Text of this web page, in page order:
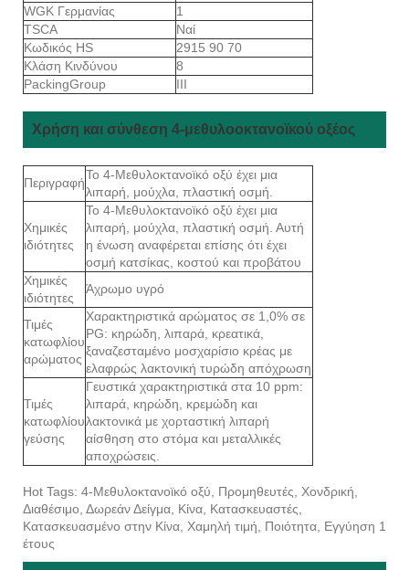
WGK Γερμανίας
1
TSCA
Ναί
Κωδικός HS
2915 90 70
Κλάση Κινδύνου
8
PackingGroup
III
Χρήση και σύνθεση 4-μεθυλοοκτανοϊκού οξέος
Περιγραφή
Το 4-Μεθυλοκτανοϊκό οξύ έχει μια
λιπαρή, μούχλα, πλαστική οσμή.
Χημικές
ιδιότητες
Το 4-Μεθυλοκτανοϊκό οξύ έχει μια
λιπαρή, μούχλα, πλαστική οσμή. Αυτή
η ένωση αναφέρεται επίσης ότι έχει
οσμή κατσίκας, κοστού και προβάτου
Χημικές
ιδιότητες
Άχρωμο υγρό
Τιμές
κατωφλίου
αρώματος
Χαρακτηριστικά αρώματος σε 1,0% σε
PG: κηρώδη, λιπαρά, κρεατικά,
ξαναζεσταμένο μοσχαρίσιο κρέας με
ελαφρώς λακτονική τυρώδη απόχρωση
Τιμές
κατωφλίου
γεύσης
Γευστικά χαρακτηριστικά στα 10 ppm:
λιπαρά, κηρώδη, κρεμώδη και
λακτονικά με χορταστική λιπαρή
αίσθηση στο στόμα και μεταλλικές
αποχρώσεις.
Hot Tags: 4-Μεθυλοκτανοϊκό οξύ, Προμηθευτές, Χονδρική,
Διαθέσιμο, Δωρεάν Δείγμα, Κίνα, Κατασκευαστές,
Κατασκευασμένο στην Κίνα, Χαμηλή τιμή, Ποιότητα, Εγγύηση 1
έτους